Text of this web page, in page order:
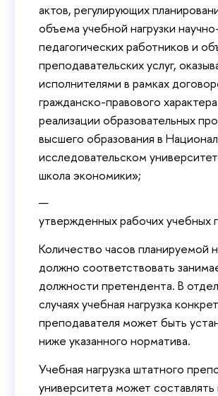
актов, регулирующих
объема учебной нагрузки
педагогических работников и
преподавательских услуг,
исполнителями в рамках
гражданско-правового
реализации образовательных
высшего образования в
исследовательском
школа экономики»;
утвержденных рабочих учебных
Количество часов планируемой
должно соответствовать
должности претендента. В
случаях учебная нагрузка
преподавателя может быть
ниже указанного норматива.
Учебная нагрузка штатного
университета может